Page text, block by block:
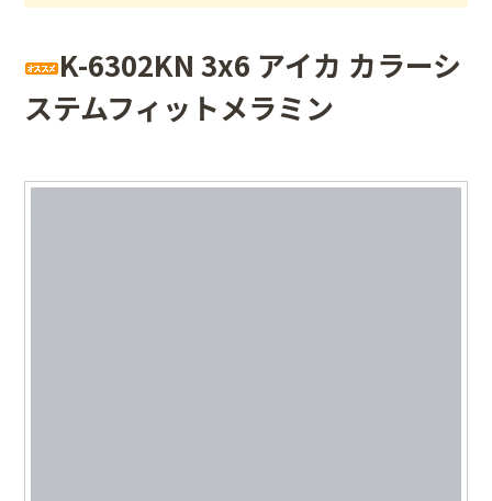
K-6302KN 3x6 アイカ カラーシ
ステムフィットメラミン